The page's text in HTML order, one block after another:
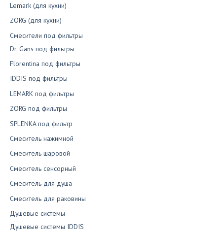
Lemark (для кухни)
ZORG (для кухни)
Смесители под фильтры
Dr. Gans под фильтры
Florentina под фильтры
IDDIS под фильтры
LEMARK под фильтры
ZORG под фильтры
SPLENKA под фильтр
Смеситель нажимной
Смеситель шаровой
Смеситель сенсорный
Смеситель для душа
Смеситель для раковины
Душевые системы
Душевые системы IDDIS